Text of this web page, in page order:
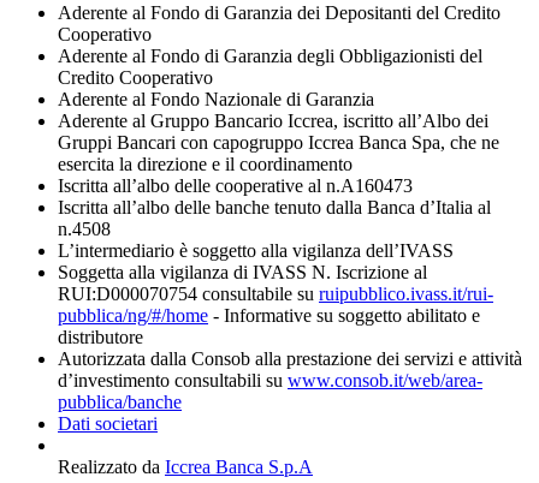
Aderente al Fondo di Garanzia dei Depositanti del Credito
Cooperativo
Aderente al Fondo di Garanzia degli Obbligazionisti del
Credito Cooperativo
Aderente al Fondo Nazionale di Garanzia
Aderente al Gruppo Bancario Iccrea, iscritto all’Albo dei
Gruppi Bancari con capogruppo Iccrea Banca Spa, che ne
esercita la direzione e il coordinamento
Iscritta all’albo delle cooperative al n.A160473
Iscritta all’albo delle banche tenuto dalla Banca d’Italia al
n.4508
L’intermediario è soggetto alla vigilanza dell’IVASS
Soggetta alla vigilanza di IVASS N. Iscrizione al
RUI:D000070754 consultabile su ruipubblico.ivass.it/rui-
pubblica/ng/#/home - Informative su soggetto abilitato e
distributore
Autorizzata dalla Consob alla prestazione dei servizi e attività
d’investimento consultabili su www.consob.it/web/area-
pubblica/banche
Dati societari
Realizzato da Iccrea Banca S.p.A